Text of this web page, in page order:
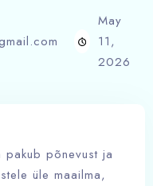
May
11,
2026
pakub põnevust ja
üle maailma,